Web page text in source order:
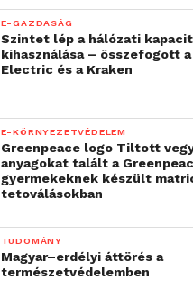
E-GAZDASÁG
Szintet lép a hálózati
kihasználása – összefogott
Electric és a Kraken
E-KÖRNYEZETVÉDELEM
Greenpeace logo Tiltott
anyagokat talált a
gyermekeknek készült
tetoválásokban
TUDOMÁNY
Magyar–erdélyi áttörés a
természetvédelemben